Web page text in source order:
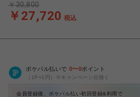
￥27,720 税込
￥30,800
ポケパル払いで 0〜0ポイント
（1P=1円）※キャンペーン分除く
会員登録後、ポケパル払い初回登録&利用で